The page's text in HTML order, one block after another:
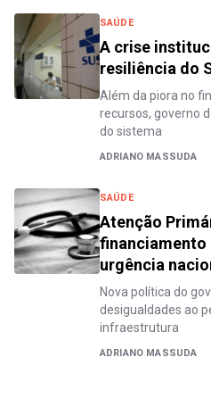
SAÚDE
A crise
resiliência do
Além da piora no
recursos, governo
do sistema
ADRIANO MASSUDA
SAÚDE
Atenção
financiamento
urgência
Nova política do
desigualdades ao
infraestrutura
ADRIANO MASSUDA